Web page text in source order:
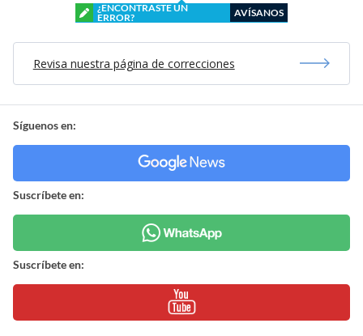
¿ENCONTRASTE UN
ERROR?
AVÍSANOS
Revisa nuestra página de correcciones
Síguenos en:
Suscríbete en:
Suscríbete en: